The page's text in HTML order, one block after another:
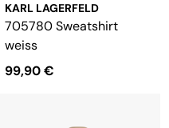
KARL LAGERFELD
705780 Sweatshirt
weiss
99,90 €